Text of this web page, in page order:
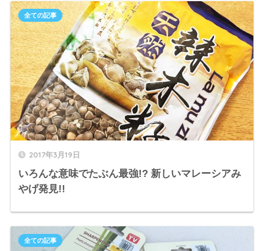
2017年3月19日
いろんな意味でたぶん最強!? 新しいマレーシアみ
やげ発見!!
全ての記事
全ての記事